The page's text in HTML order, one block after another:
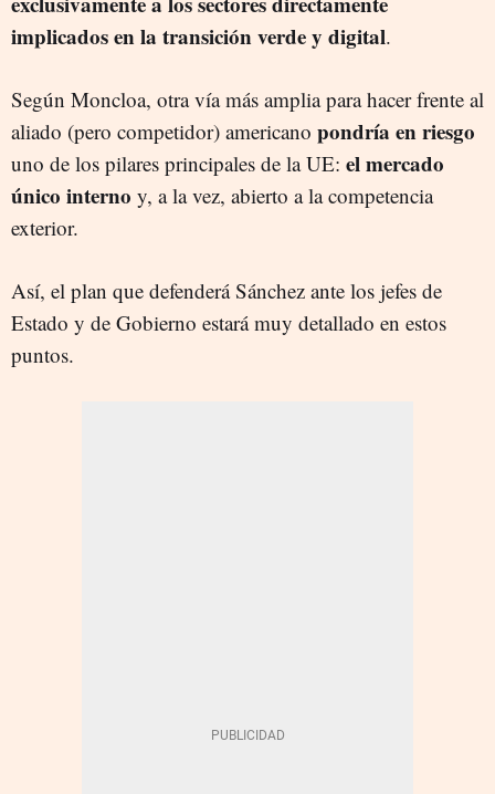
implicados en la transición verde y digital.
Según Moncloa, otra vía más amplia para hacer frente al
aliado (pero competidor) americano pondría en riesgo
uno de los pilares principales de la UE: el mercado
único interno y, a la vez, abierto a la competencia
exterior.
Así, el plan que defenderá Sánchez ante los jefes de
Estado y de Gobierno estará muy detallado en estos
puntos.